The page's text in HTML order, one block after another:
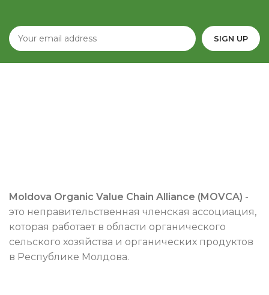
Moldova Organic Value Chain Alliance (MOVCA) -
это неправительственная членская ассоциация,
которая работает в области органического
сельского хозяйства и органических продуктов
в Республике Молдова.